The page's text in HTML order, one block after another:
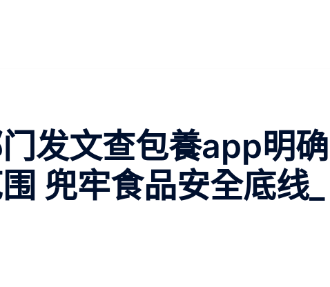
发文查包養app明确
兜牢食品安全底线_